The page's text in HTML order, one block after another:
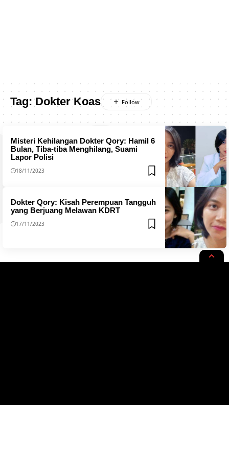
Tag:Dokter Koas
Misteri Kehilangan Dokter Qory: Hamil 6
Bulan, Tiba-tiba Menghilang, Suami
Lapor Polisi
18/11/2023
Dokter Qory: Kisah Perempuan Tangguh
yang Berjuang Melawan KDRT
17/11/2023